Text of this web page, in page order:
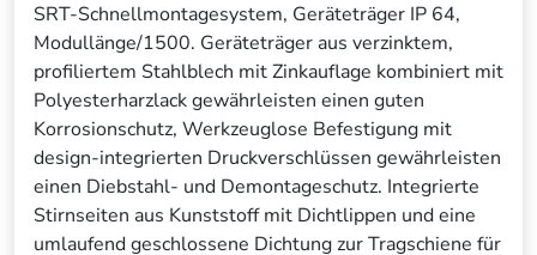
SRT-Schnellmontagesystem, Geräteträger IP 64,
Modullänge/1500. Geräteträger aus verzinktem,
profiliertem Stahlblech mit Zinkauflage kombiniert mit
Polyesterharzlack gewährleisten einen guten
Korrosionschutz, Werkzeuglose Befestigung mit
design-integrierten Druckverschlüssen gewährleisten
einen Diebstahl- und Demontageschutz. Integrierte
Stirnseiten aus Kunststoff mit Dichtlippen und eine
umlaufend geschlossene Dichtung zur Tragschiene für